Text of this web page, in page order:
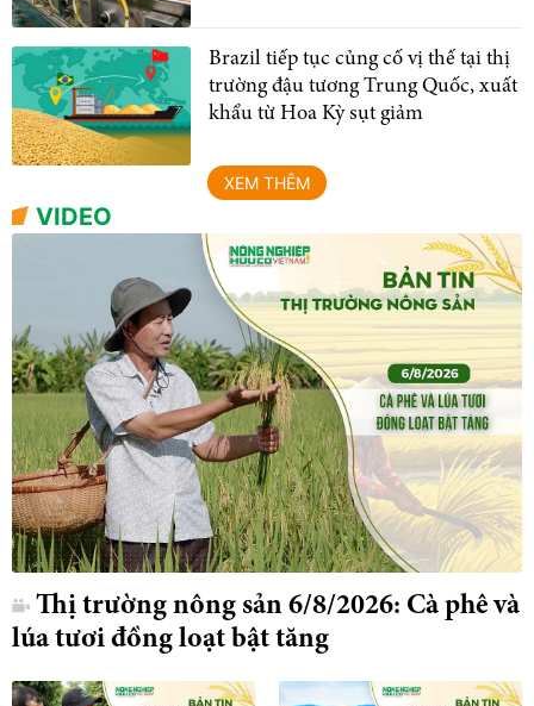
Brazil tiếp tục củng cố vị thế tại thị
trường đậu tương Trung Quốc, xuất
khẩu từ Hoa Kỳ sụt giảm
XEM THÊM
VIDEO
Thị trường nông sản 6/8/2026: Cà phê và
lúa tươi đồng loạt bật tăng